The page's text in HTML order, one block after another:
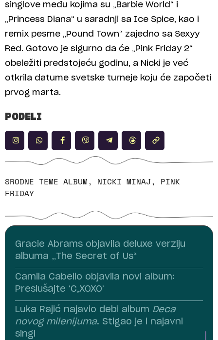
singlove među kojima su „Barbie World“ i
„Princess Diana“ u saradnji sa Ice Spice, kao i
remix pesme „Pound Town“ zajedno sa Sexyy
Red. Gotovo je sigurno da će „Pink Friday 2“
obeležiti predstojeću godinu, a Nicki je već
otkrila datume svetske turneje koju će započeti
prvog marta.
PODELI
SRODNE TEME ALBUM, NICKI MINAJ, PINK
FRIDAY
Gracie Abrams objavila deluxe verziju
albuma „The Secret of Us“
Camila Cabello objavila novi album:
Preslušajte ‘C,XOXO’
Luka Rajić najavio debi album Deca
novog milenijuma. Stigao je i najavni
singl